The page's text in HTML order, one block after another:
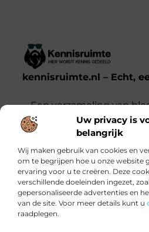
Uw privacy is
belangrijk
Wij maken gebruik van cookies en
om te begrijpen hoe u onze website
ervaring voor u te creëren. Deze
verschillende doeleinden ingezet,
gepersonaliseerde advertenties en
van de site. Voor meer details kunt u
raadplegen.
kennisruimte.nl – Echt,
Een verzameling van
een breed scala aan
dagelijks leven
Onze informatie
Bericht categorie